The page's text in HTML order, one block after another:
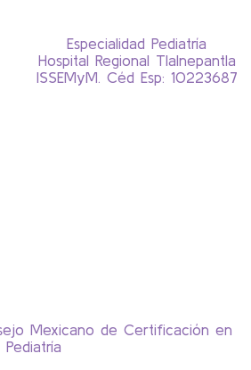
Especialidad Pediatría
Hospital Regional Tlalnepantla
ISSEMyM. Céd Esp: 10223687
Mexicano de Certificación en
Pediatría